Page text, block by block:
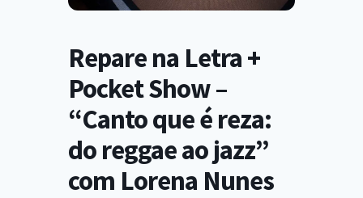
Repare na Letra +
Pocket Show –
“Canto que é reza:
do reggae ao jazz”
com Lorena Nunes